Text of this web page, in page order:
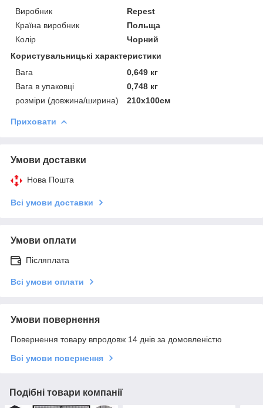
Виробник
Repest
Країна виробник
Польща
Колір
Чорний
Користувальницькі характеристики
Вага
0,649 кг
Вага в упаковці
0,748 кг
розміри (довжина/ширина)
210x100см
Приховати
Умови доставки
Нова Пошта
Всі умови доставки
Умови оплати
Післяплата
Всі умови оплати
Умови повернення
Повернення товару впродовж 14 днів за домовленістю
Всі умови повернення
Подібні товари компанії